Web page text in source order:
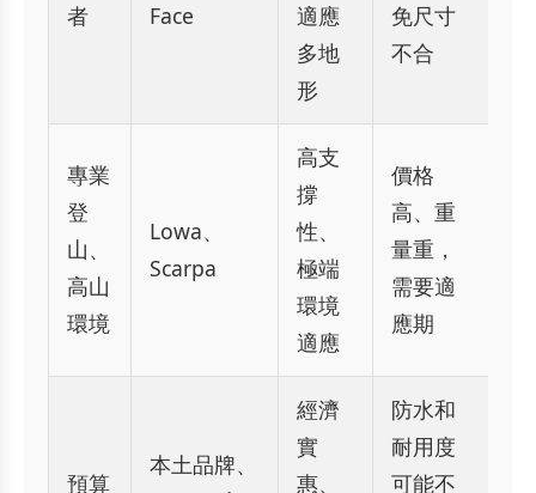
者
Face
適應
多地
形
免尺寸
不合
專業
登
山、
高山
環境
Lowa、
Scarpa
高支
撐
性、
極端
環境
適應
價格
高、重
量重，
需要適
應期
預算
本土品牌、
經濟
實
惠、
防水和
耐用度
可能不